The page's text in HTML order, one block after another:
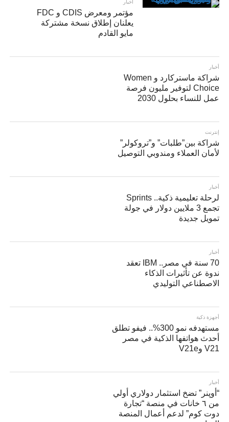
أخبار
مؤتمر ومعرض CDIS و FDC
يعلنان إطلاق نسخة مشتركة
مايو القادم
أخبار
شراكة ماستركارد و Women
Choice لتوفير مليون فرصة
عمل للنساء بحلول 2030
إنترنت
شراكة بين”طلبات” و”تروكولر”
لأمان العملاء ومندوبي التوصيل
أخبار
لرحلة تعليمية ذكية.. Sprints
تجمع 3 ملايين دولار في جولة
تمويل جديدة
أخبار
70 سنة في مصر.. IBM تعقد
ندوة عن تأثيرات الذكاء
الاصطناعي التوليدي
أجهزة ذكية
مستهدفه نمو 300%.. فيفو تطلق
أحدث هواتفها الذكية في مصر
V21 وV21e
أخبار
“أوپنر” تضخ استثمار دولاري أولي
من ٦ خانات في منصة “تجارة
دوت كوم” لدعم أعمال المنصة